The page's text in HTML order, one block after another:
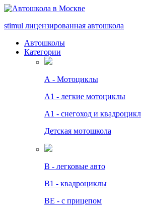
stimul лицензированная автошкола
Автошколы
Категории
А - Мотоциклы
A1 - легкие мотоциклы
A1 - снегоход и квадроцикл
Детская мотошкола
B - легковые авто
В1 - квадроциклы
BE - с прицепом